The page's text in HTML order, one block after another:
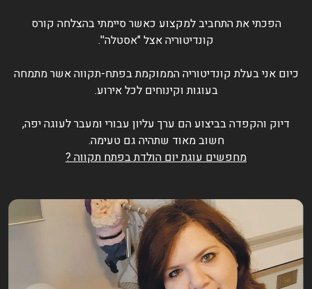
הפכתי את התחביב למקצוע כאשר סיימתי בהצלחה קורס
קונדיטוריה אצל "אסטלה''.
כיום אני בעלת קונדיטוריה הממוקמת בפתח-תקווה אשר מתמחה
בעוגות וקינוחים לכל אירוע.
דיוק והקפדה בביצוע הם ערך עליון עבורי ומעבר לעוגה יפה,
חשוב מאוד שתהיה גם טעימה.
מחפשים עוגת יום הולדת בפתח תקווה ?